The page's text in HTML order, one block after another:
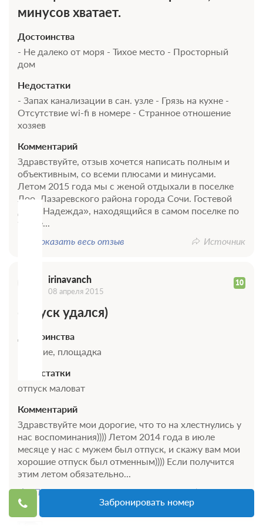
минусов хватает.
Достоинства
- Не далеко от моря - Тихое место - Просторный
дом
Недостатки
- Запах канализации в сан. узле - Грязь на кухне -
Отсутствие wi-fi в номере - Странное отношение
хозяев
Комментарий
Здравствуйте, отзыв хочется написать полным и
объективным, со всеми плюсами и минусами.
Летом 2015 года мы с женой отдыхали в поселке
Лоо, Лазаревского района города Сочи. Гостевой
дом «Надежда», находящийся в самом поселке по
улице...
Показать весь отзыв
Источник
irinavanch 10
08 апреля 2015
отпуск удался)
Достоинства
питание, площадка
Недостатки
отпуск маловат
Комментарий
Здравствуйте мои дорогие, что то на хлестнулись у
нас воспоминания)))) Летом 2014 года в июле
месяце у нас с мужем был отпуск, и скажу вам мои
хорошие отпуск был отменным)))) Если получится
этим летом обязательно...
Показать весь отзыв
Источник
Забронировать номер